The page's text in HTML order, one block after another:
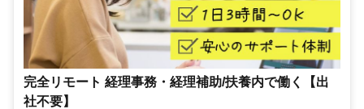
完全リモート 経理事務・経理補助/扶養内で働く【出
社不要】